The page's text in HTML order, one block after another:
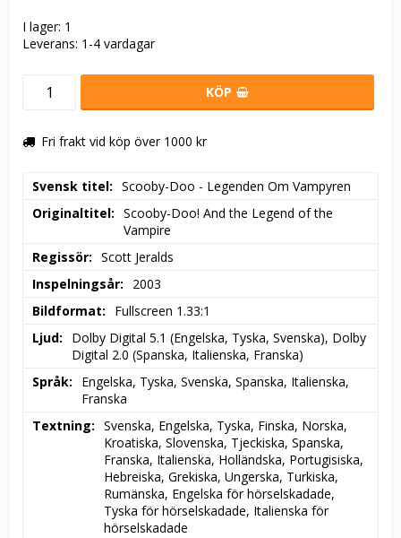
I lager: 1
Leverans: 1-4 vardagar
KÖP
Fri frakt vid köp över 1000 kr
Svensk titel
Scooby-Doo - Legenden Om Vampyren
Originaltitel
Scooby-Doo! And the Legend of the
Vampire
Regissör
Scott Jeralds
Inspelningsår
2003
Bildformat
Fullscreen 1.33:1
Ljud
Dolby Digital 5.1 (Engelska, Tyska, Svenska), Dolby
Digital 2.0 (Spanska, Italienska, Franska)
Språk
Engelska, Tyska, Svenska, Spanska, Italienska,
Franska
Textning
Svenska, Engelska, Tyska, Finska, Norska,
Kroatiska, Slovenska, Tjeckiska, Spanska,
Franska, Italienska, Holländska, Portugisiska,
Hebreiska, Grekiska, Ungerska, Turkiska,
Rumänska, Engelska för hörselskadade,
Tyska för hörselskadade, Italienska för
hörselskadade